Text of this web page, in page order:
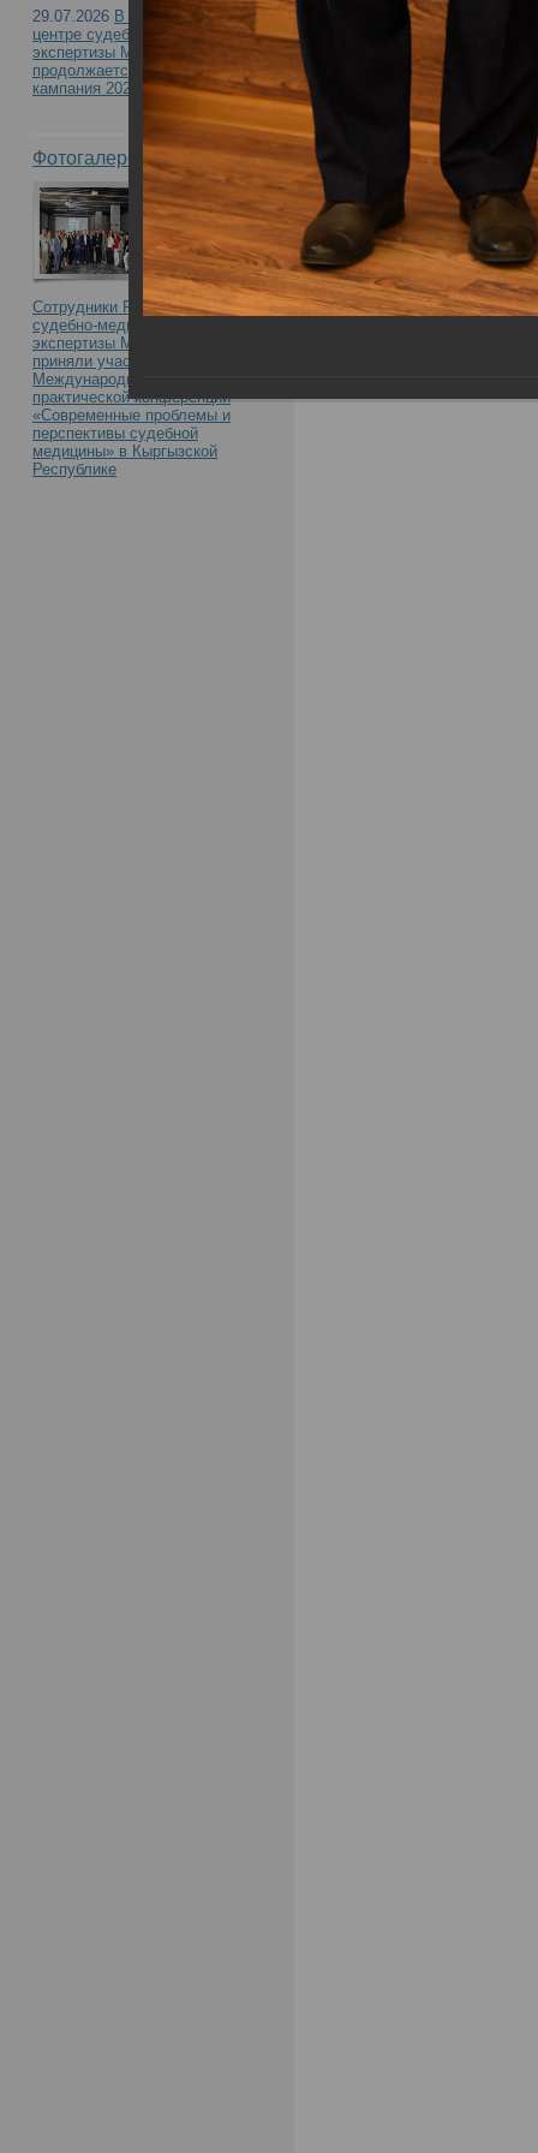
29.07.2026 В Российском
центре судебно-медицинской
экспертизы Минздрава России
продолжается приемная
кампания 2026
Фотогалерея
Сотрудники Российского центра
судебно-медицинской
экспертизы Минздрава России
приняли участие в
Международной научно-
практической конференции
«Современные проблемы и
перспективы судебной
медицины» в Кыргызской
Республике